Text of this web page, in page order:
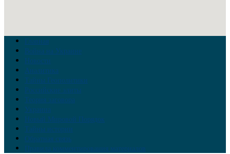
Главная
Война на Украине
Новости
Аналитика
Тайны Геополитики
Российские элиты
Теория заговора
Украина
Новый Мировой Порядок
Тайны истории
Обратная связь
Правила комментирования материалов